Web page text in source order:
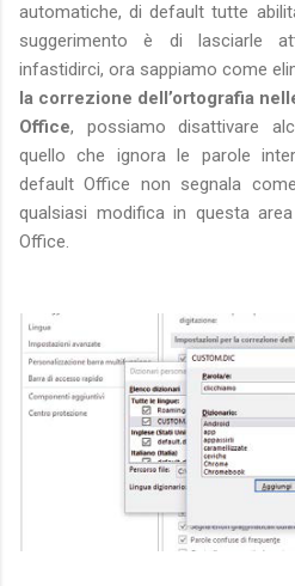
automatiche, di default tutte
suggerimento è di lasciarle
infastidirci, ora sappiamo come
la correzione dell’ortografia
Office, possiamo disattivare
quello che ignora le parole
default Office non segnala
qualsiasi modifica in questa
Office.